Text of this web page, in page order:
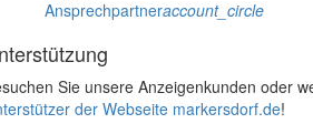
Ansprechpartneraccount_circle
Sie unsere Anzeigenkunden oder
der Webseite markersdorf.de!